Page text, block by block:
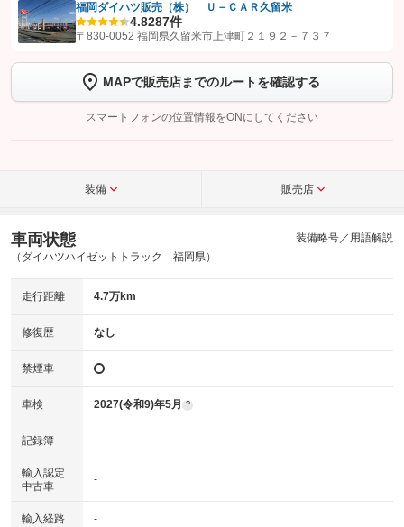
【STEP1】認証画面でグーネットを友だち追加してから「許可する」ボタンを押
トーク画面で
ボタンをタップして問い合わせを
完了してください。
こちら
福岡ダイハツ販売（株） Ｕ－ＣＡＲ久留米
4.8287件
〒830-0052 福岡県久留米市上津町２１９２－７３７
MAPで販売店までのルートを確認する
スマートフォンの位置情報をONにしてください
装備 販売店
車両状態
（ダイハツハイゼットトラック 福岡県）
装備略号／用語解説
走行距離 4.7万km
修復歴 なし
禁煙車
車検 2027(令和9)年5月 ?
記録簿 -
輸入認定
中古車
-
輸入経路 -